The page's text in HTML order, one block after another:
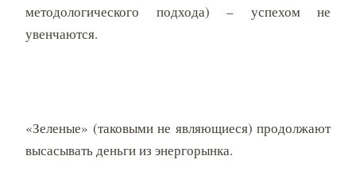
методологического подхода) – успехом не
увенчаются.
«Зеленые» (таковыми не являющиеся) продолжают
высасывать деньги из энергорынка.